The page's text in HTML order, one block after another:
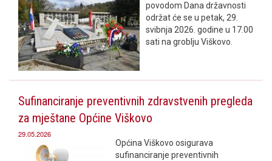
povodom Dana državnosti
održat će se u petak, 29.
svibnja 2026. godine u 17.00
sati na groblju Viškovo.
Sufinanciranje preventivnih zdravstvenih pregleda
za mještane Općine Viškovo
29.05.2026
Općina Viškovo osigurava
sufinanciranje preventivnih